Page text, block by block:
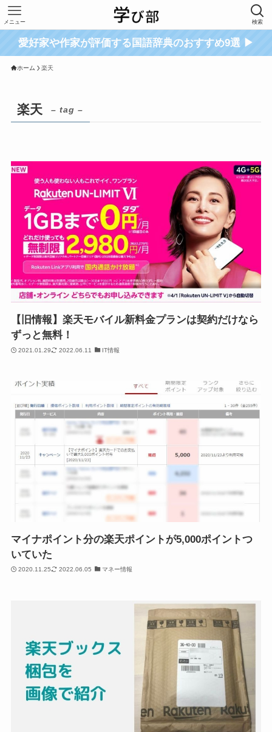
検索
メニュー
愛好家や作家が評価する国語辞典のおすすめ9選 ▶
ホーム 楽天
楽天 – tag –
【旧情報】楽天モバイル新料金プランは契約だけなら
ずっと無料！
2021.01.29 2022.06.11 IT情報
マイナポイント分の楽天ポイントが5,000ポイントつ
いていた
2020.11.25 2022.06.05 マネー情報